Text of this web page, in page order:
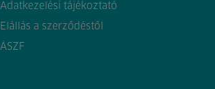
Adatkezelési tájékoztató
Elállás a szerződéstől
ÁSZF